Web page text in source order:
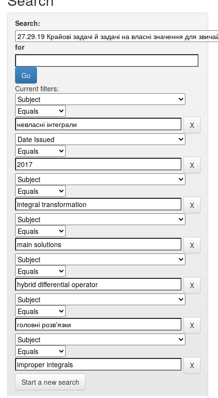
Search:
for
Current filters:
Start a new search